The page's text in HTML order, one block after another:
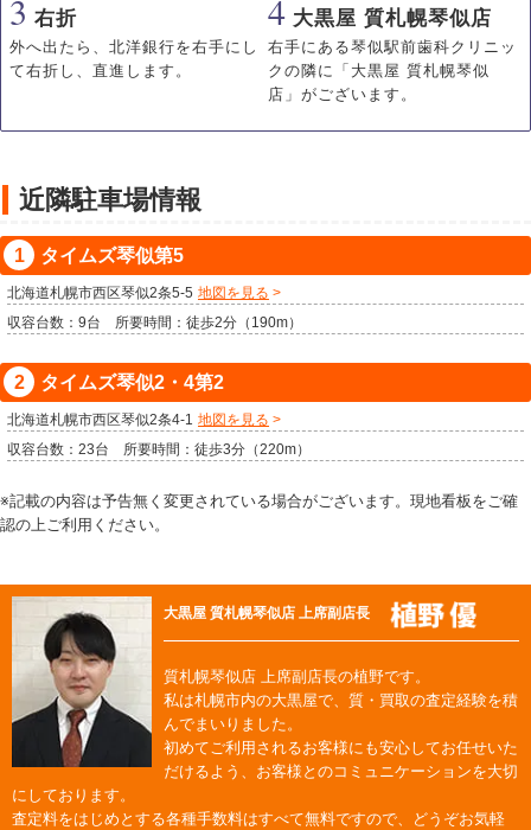
3 右折
外へ出たら、北洋銀行を右手にし
て右折し、直進します。
4 大黒屋 質札幌琴似店
右手にある琴似駅前歯科クリニッ
クの隣に「大黒屋 質札幌琴似
店」がございます。
近隣駐車場情報
タイムズ琴似第5
北海道札幌市西区琴似2条5-5 地図を見る
収容台数：9台 所要時間：徒歩2分（190m）
タイムズ琴似2・4第2
北海道札幌市西区琴似2条4-1
地図を見る
収容台数：23台 所要時間：徒歩3分（220m）
※記載の内容は予告無く変更されている場合がございます。現地看板をご確
認の上ご利用ください。
大黒屋 質札幌琴似店 上席副店長
質札幌琴似店 上席副店長の植野です。
私は札幌市内の大黒屋で、質・買取の査定経験を積
んでまいりました。
初めてご利用されるお客様にも安心してお任せいた
だけるよう、お客様とのコミュニケーションを大切
にしております。
査定料をはじめとする各種手数料はすべて無料ですので、どうぞお気軽